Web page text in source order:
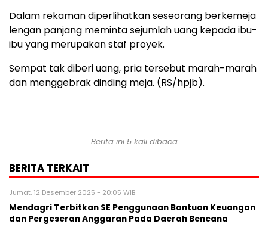
Dalam rekaman diperlihatkan seseorang berkemeja
lengan panjang meminta sejumlah uang kepada ibu-
ibu yang merupakan staf proyek.
Sempat tak diberi uang, pria tersebut marah-marah
dan menggebrak dinding meja. (RS/hpjb).
Berita ini 5 kali dibaca
BERITA TERKAIT
Jumat, 12 Desember 2025 - 20:05 WIB
Mendagri Terbitkan SE Penggunaan Bantuan Keuangan
dan Pergeseran Anggaran Pada Daerah Bencana